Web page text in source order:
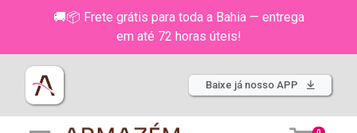
🚚📦 Frete grátis para toda a Bahia — entrega
em até 72 horas úteis!
Baixe já nosso APP